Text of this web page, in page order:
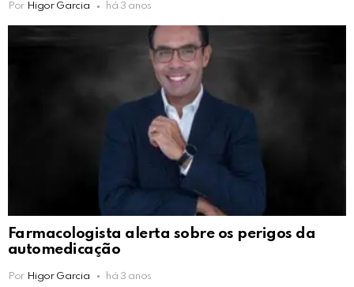
Por Higor Garcia há 3 anos
Farmacologista alerta sobre os perigos da
automedicação
Por Higor Garcia há 3 anos